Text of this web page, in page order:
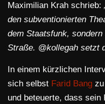
Maximilian Krah schrieb:
den subventionierten
dem Staatsfunk,
Straße. @kollegah setzt
In einem kürzlichen
sich selbst Farid Bang
und beteuerte, dass sein